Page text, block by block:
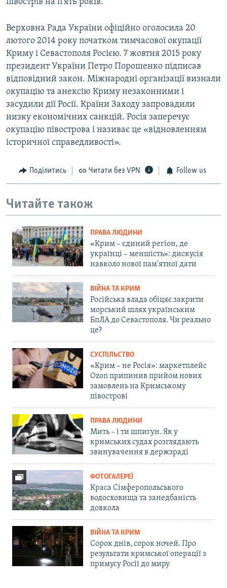
півострів на п'ять років.
Верховна Рада України офіційно оголосила 20
лютого 2014 року початком тимчасової окупації
Криму і Севастополя Росією. 7 жовтня 2015 року
президент України Петро Порошенко підписав
відповідний закон. Міжнародні організації визнали
окупацію та анексію Криму незаконними і
засудили дії Росії. Країни Заходу запровадили
низку економічних санкцій. Росія заперечує
окупацію півострова і називає це «відновленням
історичної справедливості».
Поділитись Читати без VPN Follow us
Читайте також
ПРАВА ЛЮДИНИ
«Крим – єдиний регіон, де
українці – меншість»: дискусія
навколо нової пам'ятної дати
ВІЙНА ТА КРИМ
Російська влада обіцяє закрити
морський шлях українським
БпЛА до Севастополя. Чи реально
це?
СУСПІЛЬСТВО
«Крим – не Росія»: маркетплейс
Ozon припинив прийом нових
замовлень на Кримському
півострові
ПРАВА ЛЮДИНИ
Мить – і ти шпигун. Як у
кримських судах розглядають
звинувачення в держзраді
ФОТОГАЛЕРЕЇ
Краса Сімферопольського
водосховища та занедбаність
довкола
ВІЙНА ТА КРИМ
Сорок днів, сорок ночей. Про
результати кримської операції з
примусу Росії до миру